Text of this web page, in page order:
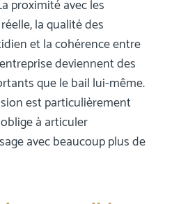
proximité avec les
la qualité des
et la cohérence entre
deviennent des
que le bail lui-même.
est particulièrement
à articuler
avec beaucoup plus de